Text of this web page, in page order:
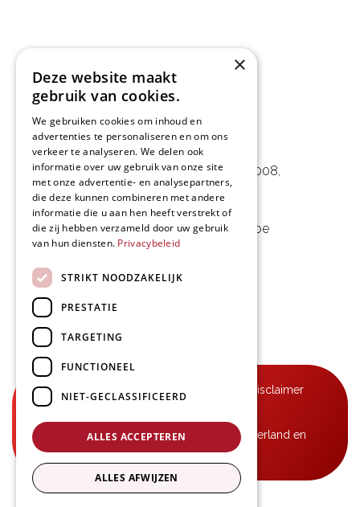
L&D Foodpartner BV
Noorwegenstraat 29D, Haven 8008,
9940 Evergem, BE
09 253 49 57- mail@delmo.be
Volg ons
Disclaimer
B2B-leveringen in België, Frankrijk, Nederland en
×
Deze website maakt
gebruik van cookies.
We gebruiken cookies om inhoud en
advertenties te personaliseren en om ons
verkeer te analyseren. We delen ook
informatie over uw gebruik van onze site
met onze advertentie- en analysepartners,
die deze kunnen combineren met andere
informatie die u aan hen heeft verstrekt of
die zij hebben verzameld door uw gebruik
van hun diensten. Privacybeleid
STRIKT NOODZAKELIJK
PRESTATIE
TARGETING
FUNCTIONEEL
NIET-GECLASSIFICEERD
ALLES ACCEPTEREN
ALLES AFWIJZEN